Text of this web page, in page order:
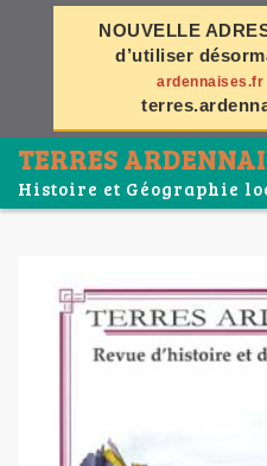
NOUVELLE
d’utiliser
ardennaises.fr
TERRES
Histoire et Géographie